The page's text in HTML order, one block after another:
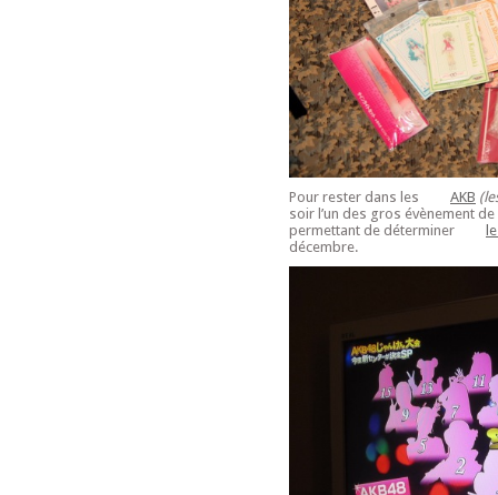
Pour rester dans les AKB
soir l’un des gros évènement
permettant de déterminer
décembre.